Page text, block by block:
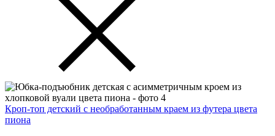
Кроп-топ детский с необработанным краем из футера цвета
пиона